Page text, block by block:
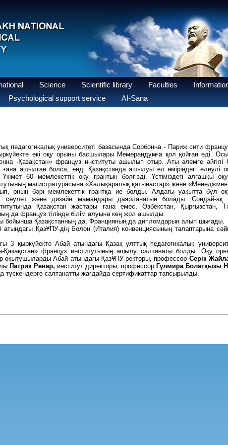
Science Scientific library Faculties
Psychological support service AI-Sana
педагогикалық университеті базасында Сорбонна - Париж сити
екі оқу орыны басшылары Мемерандумға қол қойған еді.
-Қазақстан» француз институты ашылып отыр. Аты әлемге
ғана ашылған болса, енді Қазақстанда ашылуы ел өміріндегі
60 мемлекеттік оқу грантын бөлгізді. Үстіміздегі алғашқы
магистратурасына «Халықаралық қатынастар» және
оның бәрі мемлекеттік грантқа ие болды. Алдағы уақытта бұл
сәулет және дизайн мамандары даярланатын болады. Сондай-ақ
Қазақстан жастары ғана емес, Өзбекстан, Қырғызстан,
да француз тілінде білім алуына кең жол ашылды.
бойынша Қазақстанның да, Францияның да дипломдарын алып шығады.
ҚазҰПУ-дің Болон (Италия) конвенциясының талаптарына
3 қыркүйекте Абай атындағы Қазақ ұлттық педагогикалық
Қазақстан» француз институтының ашылу салтанаты болды. Оқу
оқытушыларды Абай атындағы ҚазҰПУ ректоры, профессор Серік
Патрик Ренар, институт директоры, профессор Гүлмира Болатқызы
түскендерге салтанатты жағдайда сертификаттар тапсырылды.